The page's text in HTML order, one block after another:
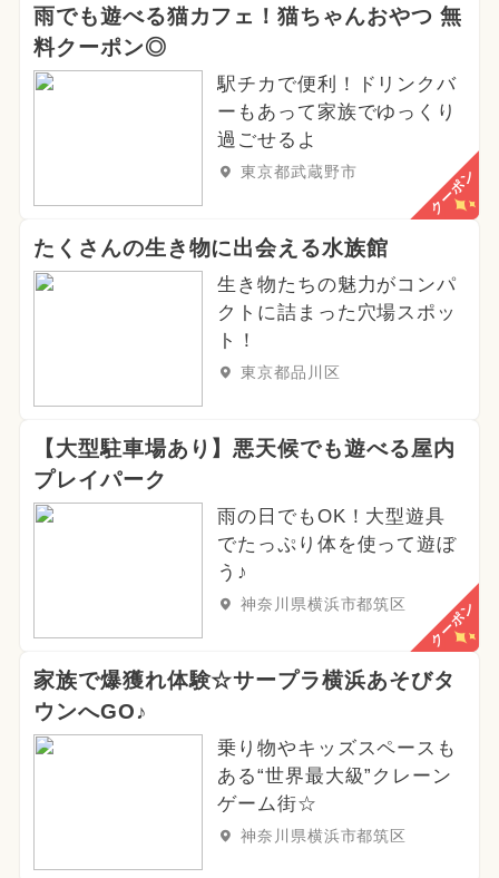
雨でも遊べる猫カフェ！猫ちゃんおやつ 無
料クーポン◎
駅チカで便利！ドリンクバ
ーもあって家族でゆっくり
過ごせるよ
東京都武蔵野市 クーポン
たくさんの生き物に出会える水族館
生き物たちの魅力がコンパ
クトに詰まった穴場スポッ
ト！
東京都品川区
【大型駐車場あり】悪天候でも遊べる屋内
プレイパーク
雨の日でもOK！大型遊具
でたっぷり体を使って遊ぼ
う♪
神奈川県横浜市都筑区 クーポン
家族で爆獲れ体験☆サープラ横浜あそびタ
ウンへGO♪
乗り物やキッズスペースも
ある“世界最大級”クレーン
ゲーム街☆
神奈川県横浜市都筑区